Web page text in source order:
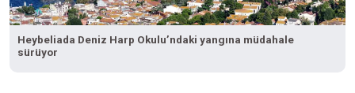
Heybeliada Deniz Harp Okulu’ndaki yangına müdahale
sürüyor